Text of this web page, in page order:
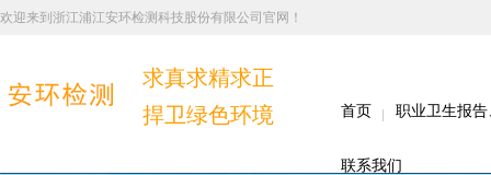
欢迎来到浙江浦江安环检测科技股份有限公司官网！
求真求精求正
捍卫绿色环境
首页 职业卫生报
联系我们